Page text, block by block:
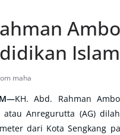
maha
KH. Abd. Rahman
Anregurutta (AG)
dari Kota Sengkang